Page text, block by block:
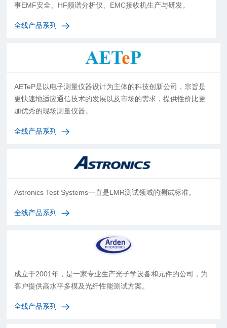
事EMF安全、HF频谱分析仪、EMC接收机生产与研发。
全线产品系列
AETeP是以电子测量仪器设计为主体的科技创新公司，宗旨是
更快速地适应通信技术的发展以及市场的需求，提供性价比更
加优秀的现场测量仪器。
全线产品系列
Astronics Test Systems一直是LMR测试领域的测试标准。
全线产品系列
成立于2001年，是一家专业生产光子学设备和元件的公司，为
客户提供高水平多模及光纤性能测试方案。
全线产品系列